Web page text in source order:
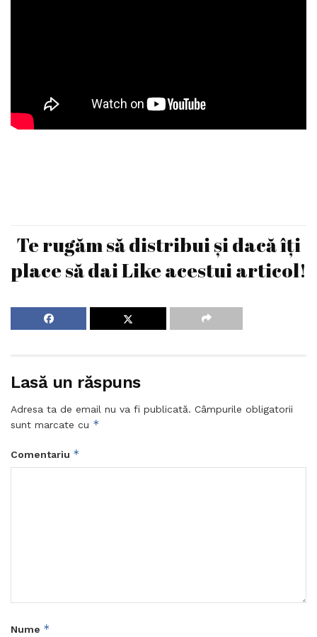
Te rugăm să distribui și dacă îți
place să dai Like acestui articol!
Lasă un răspuns
Adresa ta de email nu va fi publicată. Câmpurile obligatorii
sunt marcate cu *
Comentariu *
Nume *